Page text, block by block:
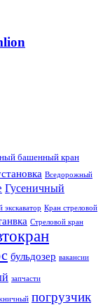
башенный кран
Вседорожный
Гусеничный
экскаватор Кран стреловой
Стреловой кран
бульдозер вакансии
запчасти
погрузчик